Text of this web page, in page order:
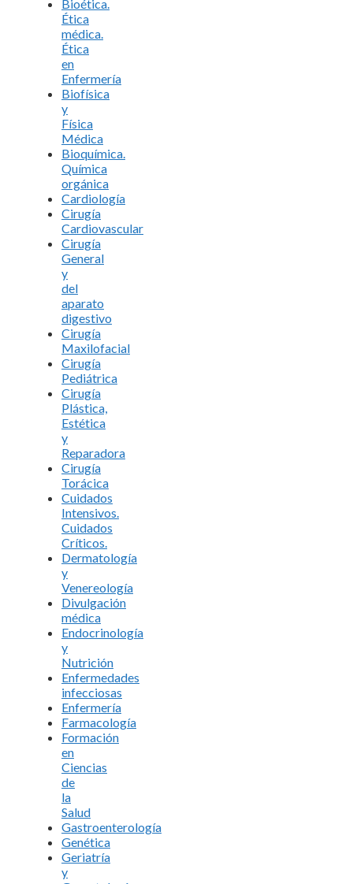
Bioética.
Ética
médica.
Ética
en
Enfermería
Biofísica
y
Física
Médica
Bioquímica.
Química
orgánica
Cardiología
Cirugía
Cardiovascular
Cirugía
General
y
del
aparato
digestivo
Cirugía
Maxilofacial
Cirugía
Pediátrica
Cirugía
Plástica,
Estética
y
Reparadora
Cirugía
Torácica
Cuidados
Intensivos.
Cuidados
Críticos.
Dermatología
y
Venereología
Divulgación
médica
Endocrinología
y
Nutrición
Enfermedades
infecciosas
Enfermería
Farmacología
Formación
en
Ciencias
de
la
Salud
Gastroenterología
Genética
Geriatría
y